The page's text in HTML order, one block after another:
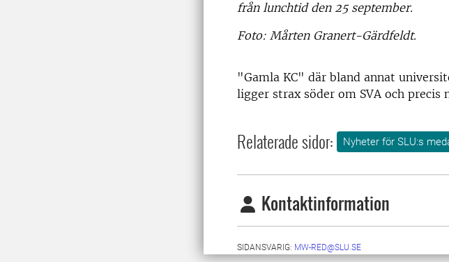
från lunchtid den 25 september.
Foto: Mårten Granert-Gärdfeldt.
"Gamla KC" där bland annat
ligger strax söder om SVA och
Relaterade sidor: Nyheter för SLU:s
Kontaktinformation
SIDANSVARIG: MW-RED@SLU.SE